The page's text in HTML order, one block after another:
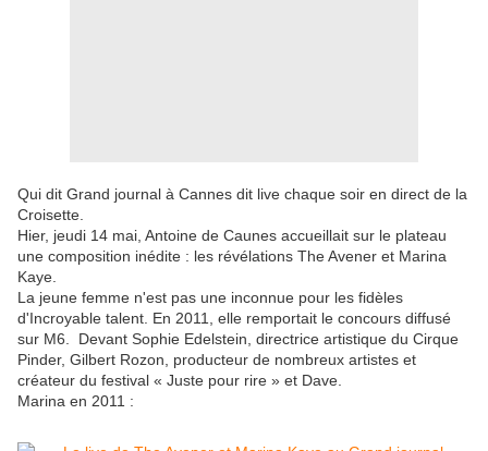
Qui dit Grand journal à Cannes dit live chaque soir en direct de la
Croisette.
Hier, jeudi 14 mai, Antoine de Caunes accueillait sur le plateau
une composition inédite : les révélations The Avener et Marina
Kaye.
La jeune femme n'est pas une inconnue pour les fidèles
d'Incroyable talent. En 2011, elle remportait le concours diffusé
sur M6. Devant Sophie Edelstein, directrice artistique du Cirque
Pinder, Gilbert Rozon, producteur de nombreux artistes et
créateur du festival « Juste pour rire » et Dave.
Marina en 2011 :